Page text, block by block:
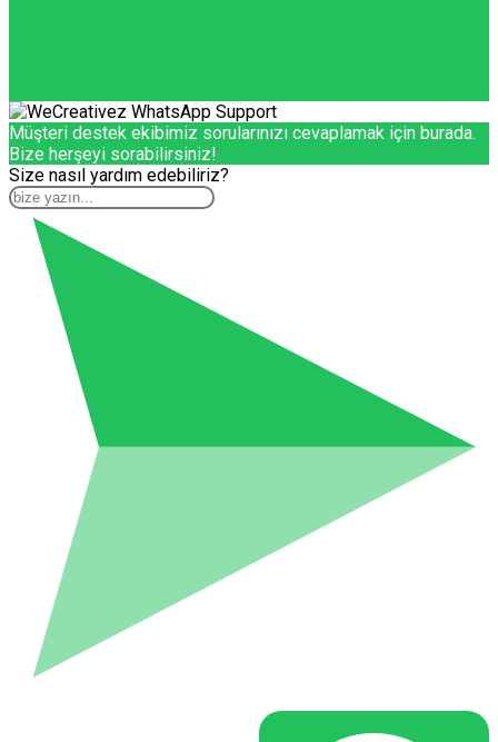
Müşteri destek ekibimiz sorularınızı cevaplamak için burada.
Bize herşeyi sorabilirsiniz!
Size nasıl yardım edebiliriz?